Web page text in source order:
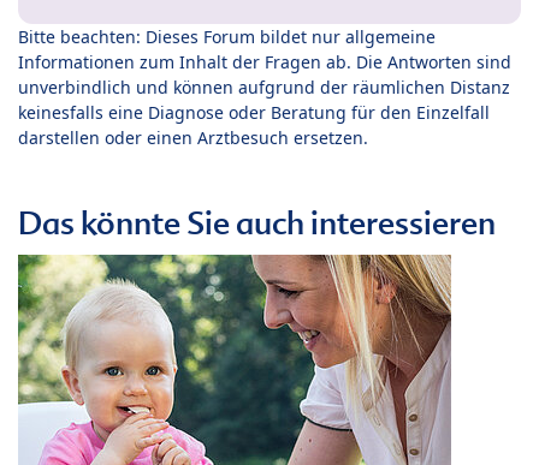
Bitte beachten: Dieses Forum bildet nur allgemeine
Informationen zum Inhalt der Fragen ab. Die Antworten sind
unverbindlich und können aufgrund der räumlichen Distanz
keinesfalls eine Diagnose oder Beratung für den Einzelfall
darstellen oder einen Arztbesuch ersetzen.
Das könnte Sie auch interessieren